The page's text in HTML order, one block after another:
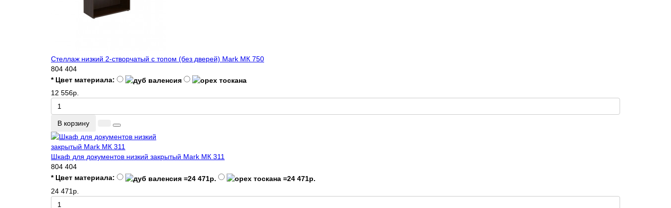
Стеллаж низкий 2-створчатый с топом (без дверей) Mark МК 750
804 404
* Цвет материала:
12 556р.
В корзину
Шкаф для документов низкий закрытый Mark МК 311
804 404
* Цвет материала:
24 471р.